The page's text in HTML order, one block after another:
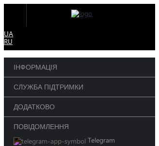
UA
RU
ІНФОРМАЦІЯ
СЛУЖБА ПІДТРИМКИ
ДОДАТКОВО
ПОВІДОМЛЕННЯ
Telegram